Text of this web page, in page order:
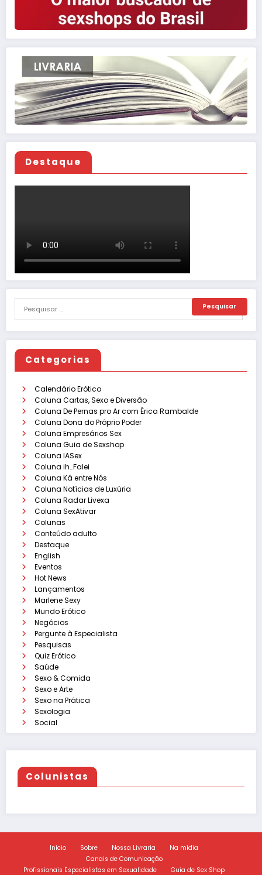
Destaque
Categorias
Calendário Erótico
Coluna Cartas, Sexo e Diversão
Coluna De Pernas pro Ar com Érica Rambalde
Coluna Dona do Próprio Poder
Coluna Empresários Sex
Coluna Guia de Sexshop
Coluna IASex
Coluna ih…Falei
Coluna Ká entre Nós
Coluna Notícias de Luxúria
Coluna Radar Livexa
Coluna SexAtivar
Colunas
Conteúdo adulto
Destaque
English
Eventos
Hot News
Lançamentos
Marlene Sexy
Mundo Erótico
Negócios
Pergunte à Especialista
Pesquisas
Quiz Erótico
Saúde
Sexo & Comida
Sexo e Arte
Sexo na Prática
Sexologia
Social
Colunistas
Início Sobre Nossa Livraria
Na mídia
Canais de Comunicação
Profissionais Especialistas em Sexualidade
Guia de Sex Shop